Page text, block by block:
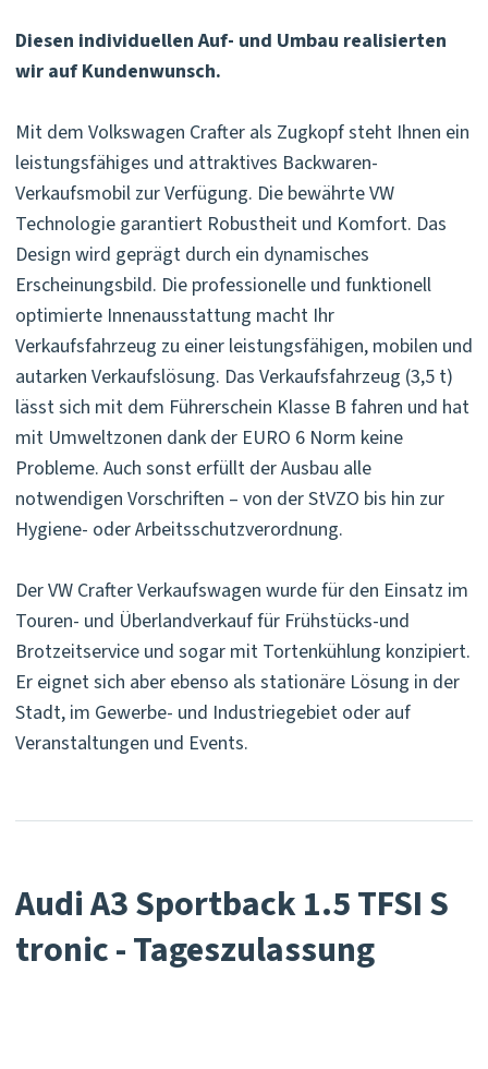
Diesen individuellen Auf- und Umbau realisierten
wir auf Kundenwunsch.
Mit dem Volkswagen Crafter als Zugkopf steht Ihnen ein
leistungsfähiges und attraktives Backwaren-
Verkaufsmobil zur Verfügung. Die bewährte VW
Technologie garantiert Robustheit und Komfort. Das
Design wird geprägt durch ein dynamisches
Erscheinungsbild. Die professionelle und funktionell
optimierte Innenausstattung macht Ihr
Verkaufsfahrzeug zu einer leistungsfähigen, mobilen und
autarken Verkaufslösung. Das Verkaufsfahrzeug (3,5 t)
lässt sich mit dem Führerschein Klasse B fahren und hat
mit Umweltzonen dank der EURO 6 Norm keine
Probleme. Auch sonst erfüllt der Ausbau alle
notwendigen Vorschriften – von der StVZO bis hin zur
Hygiene- oder Arbeitsschutzverordnung.
Der VW Crafter Verkaufswagen wurde für den Einsatz im
Touren- und Überlandverkauf für Frühstücks-und
Brotzeitservice und sogar mit Tortenkühlung konzipiert.
Er eignet sich aber ebenso als stationäre Lösung in der
Stadt, im Gewerbe- und Industriegebiet oder auf
Veranstaltungen und Events.
Audi A3 Sportback 1.5 TFSI S
tronic - Tageszulassung